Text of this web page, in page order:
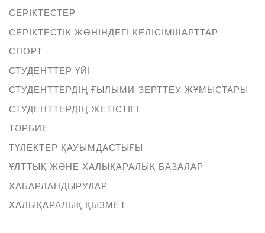
СЕРІКТЕСТЕР
СЕРІКТЕСТІК ЖӨНІНДЕГІ КЕЛІСІМШАРТТАР
СПОРТ
СТУДЕНТТЕР ҮЙІ
СТУДЕНТТЕРДІҢ ҒЫЛЫМИ-ЗЕРТТЕУ ЖҰМЫСТАРЫ
СТУДЕНТТЕРДІҢ ЖЕТІСТІГІ
ТӘРБИЕ
ТҮЛЕКТЕР ҚАУЫМДАСТЫҒЫ
ҰЛТТЫҚ ЖӘНЕ ХАЛЫҚАРАЛЫҚ БАЗАЛАР
ХАБАРЛАНДЫРУЛАР
ХАЛЫҚАРАЛЫҚ ҚЫЗМЕТ